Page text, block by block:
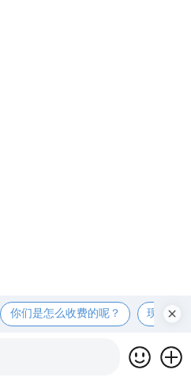
你们是怎么收费的呢？ 现在有